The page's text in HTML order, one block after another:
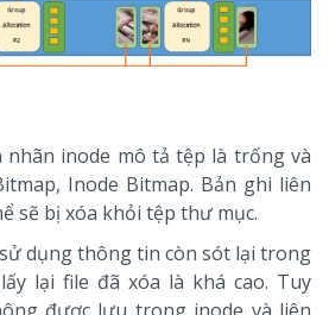
nhãn inode mô tả tệp là trống và
Inode Bitmap. Bản ghi liên
sẽ bị xóa khỏi tệp thư mục.
dụng thông tin còn sót lại trong
lại file đã xóa là khá cao. Tuy